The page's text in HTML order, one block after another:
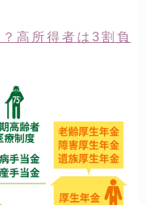
高所得者は3割負